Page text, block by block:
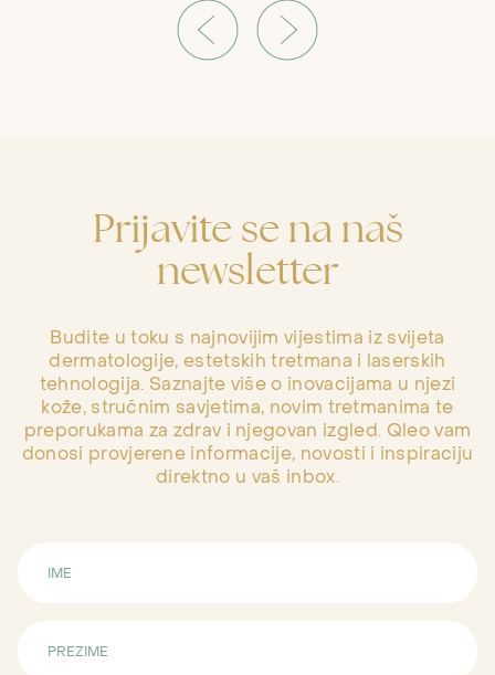
Prijavite se na naš
newsletter
Budite u toku s najnovijim vijestima iz svijeta
dermatologije, estetskih tretmana i laserskih
tehnologija. Saznajte više o inovacijama u njezi
kože, stručnim savjetima, novim tretmanima te
preporukama za zdrav i njegovan izgled. Qleo vam
donosi provjerene informacije, novosti i inspiraciju
direktno u vaš inbox.